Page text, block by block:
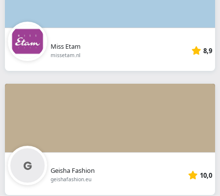
Miss Etam
missetam.nl 8,9
Geisha Fashion
geishafashion.eu 10,0